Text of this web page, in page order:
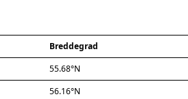
Breddegrad
55.68°N
56.16°N